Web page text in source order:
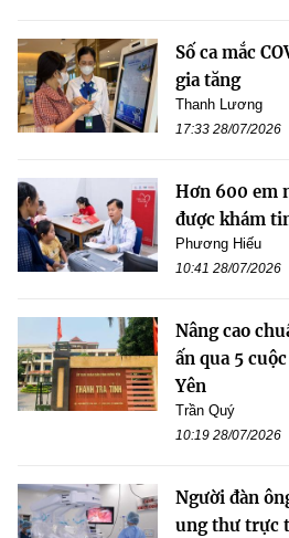
Số ca mắc
gia tăng
Thanh Lương
17:33 28/07/2026
Hơn 600 em
được khám
Phương Hiếu
10:41 28/07/2026
Nâng cao
ấn qua 5
Yên
Trần Quý
10:19 28/07/2026
Người đàn
ung thư trực